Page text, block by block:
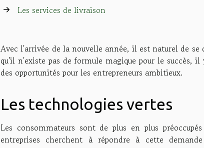
Les services de livraison
Avec l'arrivée de la nouvelle année, il est naturel de
qu'il n'existe pas de formule magique pour le succès,
des opportunités pour les entrepreneurs ambitieux.
Les technologies vertes
Les consommateurs sont de plus en plus
entreprises cherchent à répondre à cette